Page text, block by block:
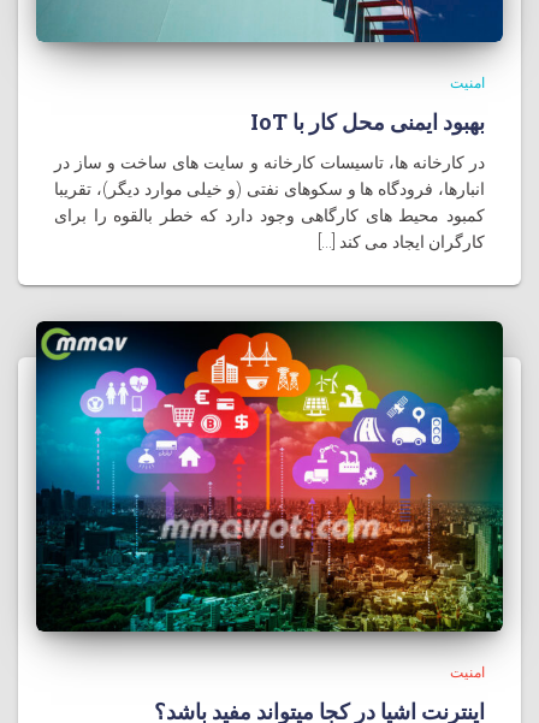
امنیت
بهبود ایمنی محل کار با IoT
در کارخانه ها، تاسیسات کارخانه و سایت های ساخت و ساز در
انبارها، فرودگاه ها و سکوهای نفتی (و خیلی موارد دیگر)، تقریبا
کمبود محیط های کارگاهی وجود دارد که خطر بالقوه را برای
کارگران ایجاد می کند [...]
امنیت
اینترنت اشیا در کجا میتواند مفید باشد؟